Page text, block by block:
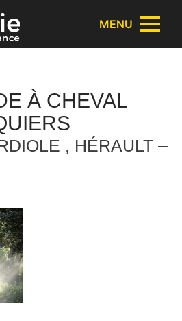
MENU
À CHEVAL
, HÉRAULT –